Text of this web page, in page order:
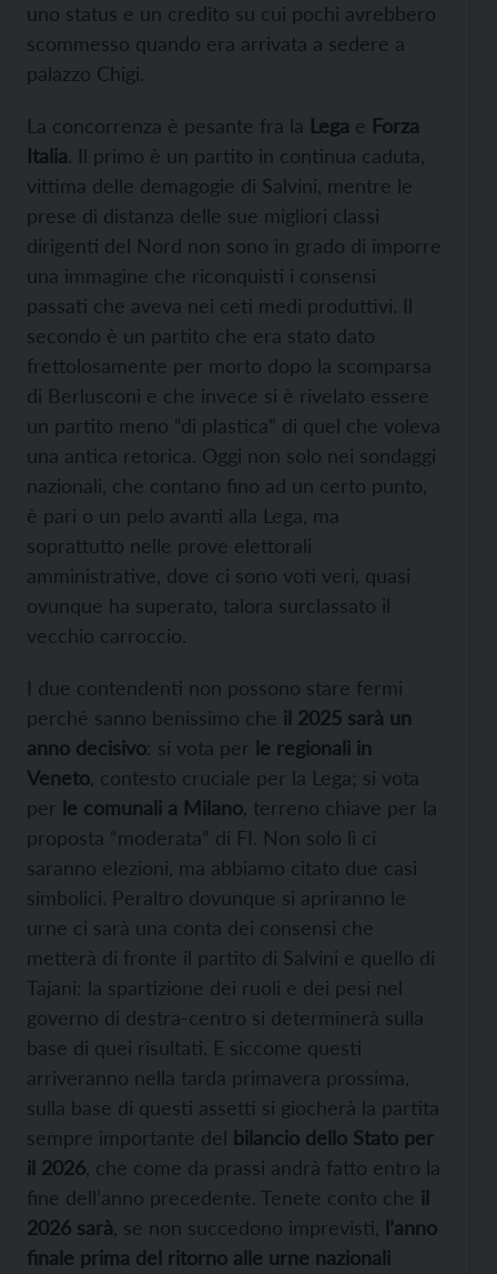
uno status e un credito su cui pochi avrebbero
scommesso quando era arrivata a sedere a
palazzo Chigi.
La concorrenza è pesante fra la Lega e Forza
Italia. Il primo è un partito in continua caduta,
vittima delle demagogie di Salvini, mentre le
prese di distanza delle sue migliori classi
dirigenti del Nord non sono in grado di imporre
una immagine che riconquisti i consensi
passati che aveva nei ceti medi produttivi. Il
secondo è un partito che era stato dato
frettolosamente per morto dopo la scomparsa
di Berlusconi e che invece si è rivelato essere
un partito meno “di plastica” di quel che voleva
una antica retorica. Oggi non solo nei sondaggi
nazionali, che contano fino ad un certo punto,
è pari o un pelo avanti alla Lega, ma
soprattutto nelle prove elettorali
amministrative, dove ci sono voti veri, quasi
ovunque ha superato, talora surclassato il
vecchio carroccio.
I due contendenti non possono stare fermi
perché sanno benissimo che il 2025 sarà un
anno decisivo: si vota per le regionali in
Veneto , contesto cruciale per la Lega; si vota
per le comunali a Milano , terreno chiave per la
proposta “moderata” di FI. Non solo lì ci
saranno elezioni, ma abbiamo citato due casi
simbolici. Peraltro dovunque si apriranno le
urne ci sarà una conta dei consensi che
metterà di fronte il partito di Salvini e quello di
Tajani: la spartizione dei ruoli e dei pesi nel
governo di destra-centro si determinerà sulla
base di quei risultati. E siccome questi
arriveranno nella tarda primavera prossima,
sulla base di questi assetti si giocherà la partita
sempre importante del bilancio dello Stato per
il 2026 , che come da prassi andrà fatto entro la
fine dell’anno precedente. Tenete conto che il
2026 sarà , se non succedono imprevisti, l’anno
finale prima del ritorno alle urne nazionali